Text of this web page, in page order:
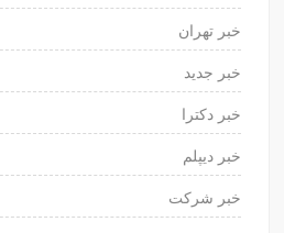
خبر تهران
خبر جدید
خبر دکترا
خبر دیپلم
خبر شرکت